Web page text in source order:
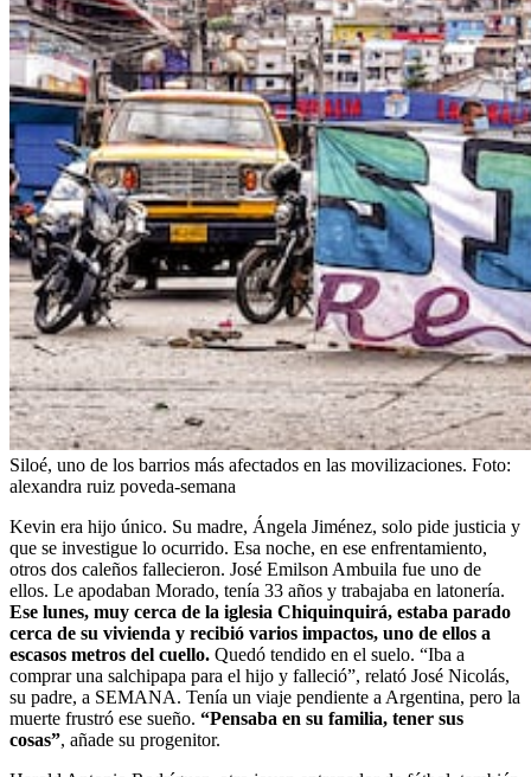
Siloé, uno de los barrios más afectados en las movilizaciones. Foto:
alexandra ruiz poveda-semana
Kevin era hijo único. Su madre, Ángela Jiménez, solo pide justicia y
que se investigue lo ocurrido. Esa noche, en ese enfrentamiento,
otros dos caleños fallecieron. José Emilson Ambuila fue uno de
ellos. Le apodaban Morado, tenía 33 años y trabajaba en latonería.
Ese lunes, muy cerca de la iglesia Chiquinquirá, estaba parado
cerca de su vivienda y recibió varios impactos, uno de ellos a
escasos metros del cuello. Quedó tendido en el suelo. “Iba a
comprar una salchipapa para el hijo y falleció”, relató José Nicolás,
su padre, a SEMANA. Tenía un viaje pendiente a Argentina, pero la
muerte frustró ese sueño. “Pensaba en su familia, tener sus
cosas”, añade su progenitor.